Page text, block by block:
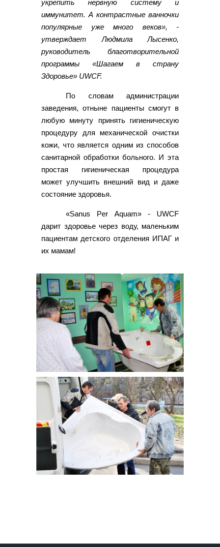
укрепить нервную систему и
иммунитет. А контрастные ванночки
популярные уже много веков», -
утверждает Людмила Лысенко,
руководитель благотворительной
программы «Шагаем в страну
Здоровье» UWCF.
По словам администрации
заведения, отныне пациенты смогут в
любую минуту принять гигиеническую
процедуру для механической очистки
кожи, что является одним из способов
санитарной обработки больного. И эта
простая гигиеническая процедура
может улучшить внешний вид и даже
состояние здоровья.
«Sanus Per Aquam» - UWCF
дарит здоровье через воду, маленьким
пациентам детского отделения ИПАГ и
их мамам!